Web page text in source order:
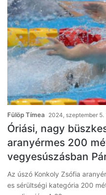
Fülöp Tímea 2024, szeptember 5.
Óriási, nagy
aranyérmes 200
vegyesúszásban
Az úszó Konkoly Zsófia
es sérültségi kategória 200